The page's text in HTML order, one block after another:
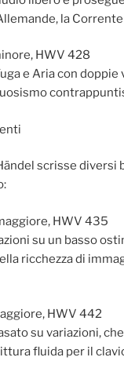
la
HWV 428
e Aria con doppie
scrisse diversi
HWV 435
su un basso
ricchezza di
HWV 442
su variazioni,
fluida per il